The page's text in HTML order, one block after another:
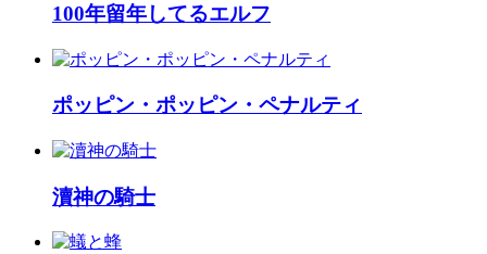
100年留年してるエルフ
ポッピン・ポッピン・ペナルティ
瀆神の騎士